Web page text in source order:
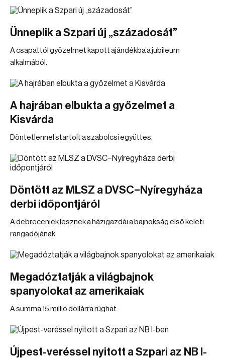
Ünneplik a Szpari új „századosát”
A csapattól győzelmet kapott ajándékba a jubileum
alkalmából.
A hajrában elbukta a győzelmet a
Kisvárda
Döntetlennel startolt a szabolcsi együttes.
Döntött az MLSZ a DVSC–Nyíregyháza
derbi időpontjáról
A debreceniek lesznek a házigazdái a bajnokság első keleti
rangadójának.
Megadóztatják a világbajnok
spanyolokat az amerikaiak
A summa 15 millió dollárra rúghat.
Újpest-veréssel nyitott a Szpari az NB I-